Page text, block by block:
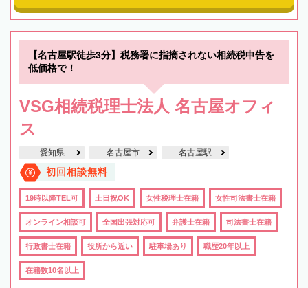
【名古屋駅徒歩3分】税務署に指摘されない相続税申告を
低価格で！
VSG相続税理士法人 名古屋オフィ
ス
愛知県 名古屋市 名古屋駅
初回相談無料
19時以降TEL可 土日祝OK 女性税理士在籍 女性司法書士在籍
オンライン相談可 全国出張対応可 弁護士在籍 司法書士在籍
行政書士在籍 役所から近い 駐車場あり 職歴20年以上
在籍数10名以上